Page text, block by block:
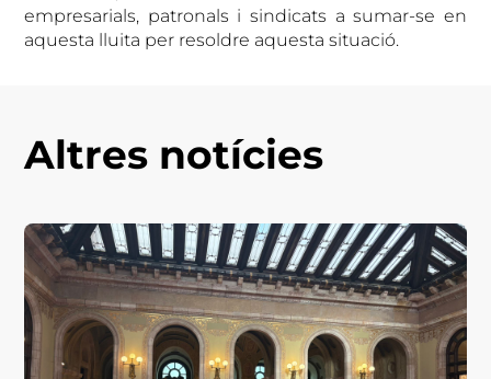
empresarials, patronals i sindicats a sumar-se en
aquesta lluita per resoldre aquesta situació.
Altres notícies